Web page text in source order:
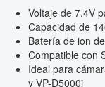
Voltaje de 7.4V
Capacidad de
Batería de ion
Compatible con
Ideal para
y VP-D5000i